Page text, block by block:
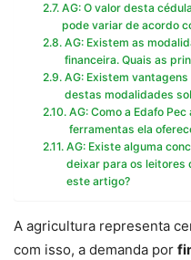
AG: O valor desta
pode variar de acordo
AG: Existem as
financeira. Quais as
AG: Existem
destas modalidades
AG: Como a Edafo
ferramentas ela
AG: Existe alguma
deixar para os leitores
este artigo?
A agricultura representa
com isso, a demanda por